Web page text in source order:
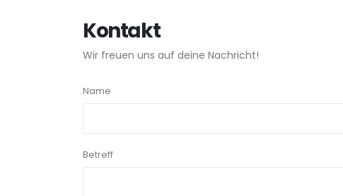
Kontakt
Wir freuen uns auf deine Nachricht!
Name
Betreff